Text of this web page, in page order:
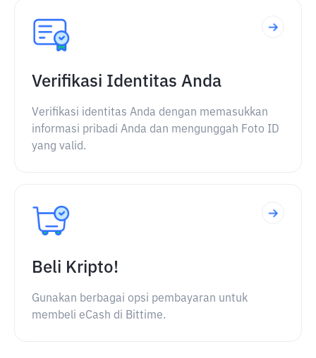
Verifikasi Identitas Anda
Verifikasi identitas Anda dengan memasukkan
informasi pribadi Anda dan mengunggah Foto ID
yang valid.
Beli Kripto!
Gunakan berbagai opsi pembayaran untuk
membeli eCash di Bittime.